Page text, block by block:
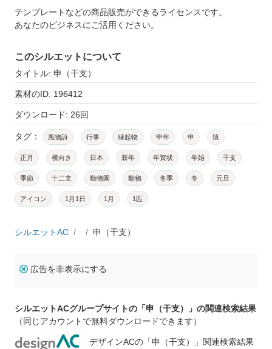
テンプレートなどの商品販売ができるライセンスです。
あなたのビジネスにご活用ください。
このシルエットについて
タイトル: 申（干支）
素材のID: 196412
ダウンロード: 26回
タグ： 風物詩 行事 縁起物 申年 申 猿
正月 横向き 日本 新年 年賀状 年始 干支
季節 十二支 動物園 動物 冬季 冬 元旦
アイコン 1月1日 1月 1匹
シルエットAC 申（干支）
広告を非表示にする
シルエットACグループサイトの「申（干支）」の関連検索結果
（同じアカウントで無料ダウンロードできます）
デザインACの「申（干支）」関連検索結果